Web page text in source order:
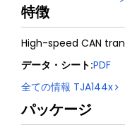
特徴
High-speed CAN
データ・シート:PDF
全ての情報 TJA144x
パッケージ